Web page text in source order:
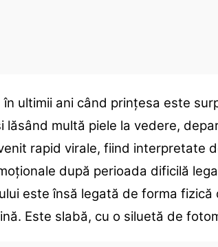
ultimii ani când prințesa este
lăsând multă piele la vedere,
rapid virale, fiind interpretate
după perioada dificilă
este însă legată de forma
Este slabă, cu o siluetă de